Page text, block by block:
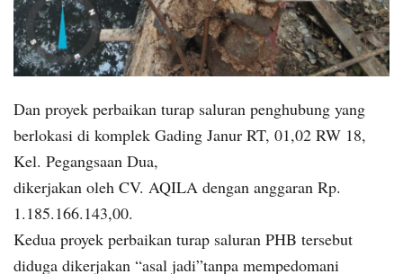
Dan proyek perbaikan turap saluran penghubung yang
berlokasi di komplek Gading Janur RT, 01,02 RW 18,
Kel. Pegangsaan Dua,
dikerjakan oleh CV. AQILA dengan anggaran Rp.
1.185.166.143,00.
Kedua proyek perbaikan turap saluran PHB tersebut
diduga dikerjakan “asal jadi”tanpa mempedomani